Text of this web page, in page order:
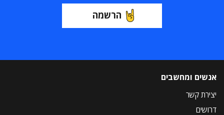
הרשמה
אנשים ומחשבים
יצירת קשר
דרושים